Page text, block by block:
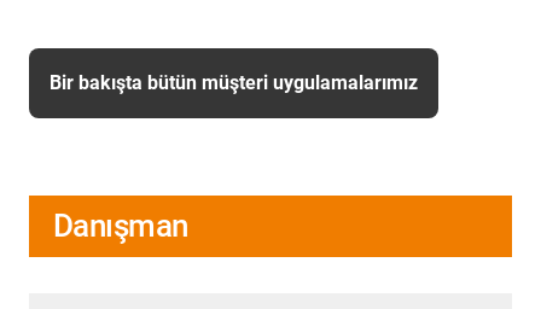
Bir bakışta bütün müşteri uygulamalarımız
Danışman